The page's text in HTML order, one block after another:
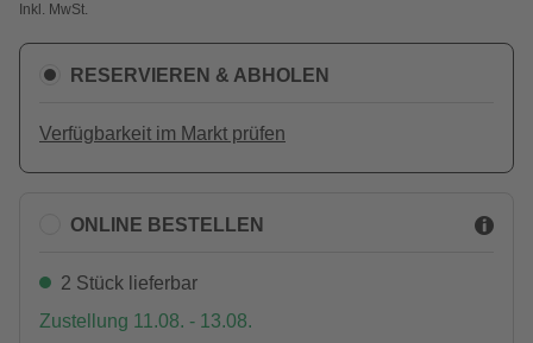
Inkl. MwSt.
RESERVIEREN & ABHOLEN
Verfügbarkeit im Markt prüfen
ONLINE BESTELLEN
2 Stück lieferbar
Zustellung 11.08. - 13.08.